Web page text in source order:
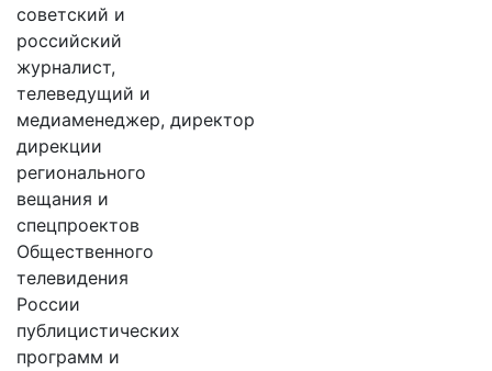
советский и
российский
журналист,
телеведущий и
медиаменеджер, директор
дирекции
регионального
вещания и
спецпроектов
Общественного
телевидения
России
публицистических
программ и